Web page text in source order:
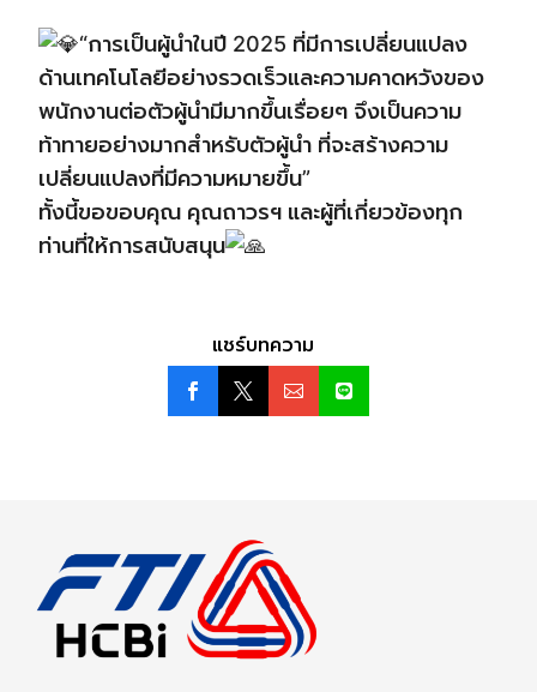
“การเป็นผู้นำในปี 2025 ที่มีการเปลี่ยนแปลง
ด้านเทคโนโลยีอย่างรวดเร็วและความคาดหวังของ
พนักงานต่อตัวผู้นำมีมากขึ้นเรื่อยๆ จึงเป็นความ
ท้าทายอย่างมากสำหรับตัวผู้นำ ที่จะสร้างความ
เปลี่ยนแปลงที่มีความหมายขึ้น”
ทั้งนี้ขอขอบคุณ คุณถาวรฯ และผู้ที่เกี่ยวข้องทุก
ท่านที่ให้การสนับสนุน
แชร์บทความ